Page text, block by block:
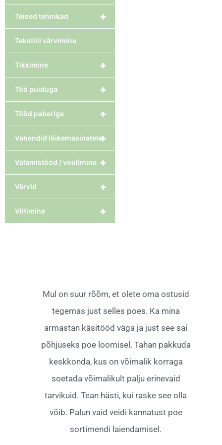
+
Teised tehnikad
Tekstiili värvimine
+
Tikkimine
+
Töö puiduga
+
Tööd paberiga
+
Vahendid lõikemasinatele
+
Valamistööd / voolimine
+
Värvid
+
Viltimine
Mul on suur rõõm, et olete oma ostusid
tegemas just selles poes. Ka mina
armastan käsitööd väga ja just see sai
põhjuseks poe loomisel. Tahan pakkuda
keskkonda, kus on võimalik korraga
soetada võimalikult palju erinevaid
tarvikuid. Tean hästi, kui raske see olla
võib. Palun vaid veidi kannatust poe
sortimendi laiendamisel.